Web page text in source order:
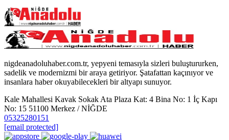
nigdeanadoluhaber.com.tr, yepyeni temasıyla sizleri buluştururken,
sadelik ve modernizmi bir araya getiriyor. Şatafattan kaçınıyor ve
insanlara haber okuyabilecekleri bir altyapı sunuyor.
Kale Mahallesi Kavak Sokak Ata Plaza Kat: 4 Bina No: 1 İç Kapı
No: 15 51100 Merkez / NİĞDE
05325280151
[email protected]